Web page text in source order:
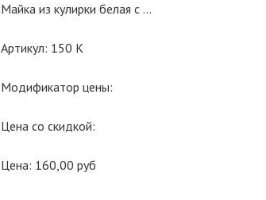
Майка из кулирки белая с …
Артикул: 150 К
Модификатор цены:
Цена со скидкой:
Цена: 160,00 руб